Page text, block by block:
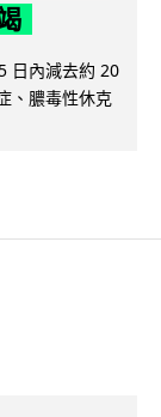
日內減去約 20
、膿毒性休克